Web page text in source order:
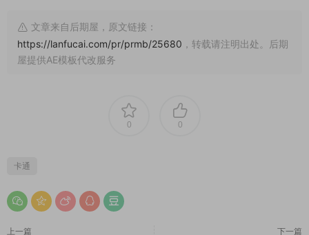
文章来自后期屋，原文链接：
https://lanfucai.com/pr/prmb/25680 ，转载请注明出处。后期
屋提供AE模板代改服务
0 0
卡通
上一篇 下一篇